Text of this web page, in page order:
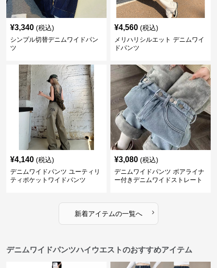
¥3,340 (税込)
シンプル切替デニムワイドパン
ツ
¥4,560 (税込)
メリハリシルエット デニムワイ
ドパンツ
¥4,140 (税込)
デニムワイドパンツ ユーティリ
ティポケットワイドパンツ
¥3,080 (税込)
デニムワイドパンツ ボアライナ
ー付きデニムワイドストレート
新着アイテムの一覧へ ›
デニムワイドパンツハイウエストのおすすめアイテム